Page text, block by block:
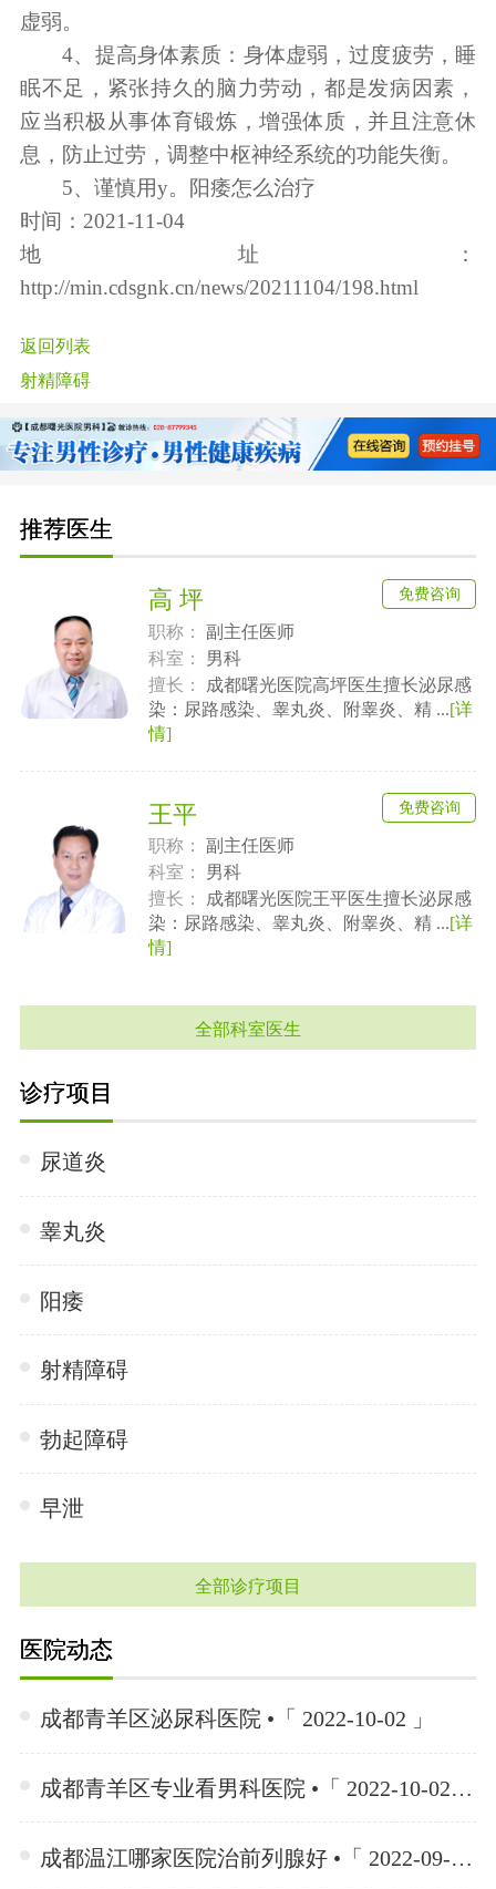
虚弱。
4、提高身体素质：身体虚弱，过度疲劳，睡
眠不足，紧张持久的脑力劳动，都是发病因素，
应当积极从事体育锻炼，增强体质，并且注意休
息，防止过劳，调整中枢神经系统的功能失衡。
5、谨慎用y。阳痿怎么治疗
时间：2021-11-04
地址：
http://min.cdsgnk.cn/news/20211104/198.html
返回列表
射精障碍
推荐医生
高 坪
职称：
副主任医师
科室：
男科
擅长：
成都曙光医院高坪医生擅长泌尿感
染：尿路感染、睾丸炎、附睾炎、精 ...[详
情]
免费咨询
王平
职称：
副主任医师
科室：
男科
擅长：
成都曙光医院王平医生擅长泌尿感
染：尿路感染、睾丸炎、附睾炎、精 ...[详
情]
免费咨询
全部科室医生
诊疗项目
尿道炎
睾丸炎
阳痿
射精障碍
勃起障碍
早泄
全部诊疗项目
医院动态
成都青羊区泌尿科医院 •「 2022-10-02 」
成都青羊区专业看男科医院 •「 2022-10-02 」
成都温江哪家医院治前列腺好 •「 2022-09-27 」